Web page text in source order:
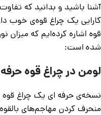
آشنا باشید و بدانید که
کارایی یک چراغ قوه‌ی خو‌ب
قوه اشاره کرده‌ایم که میزان
شده است:
لومن در چراغ قوه
نسخه‌ی حرفه ای یک چراغ قوه
منحرف کردن مهاجم‌های